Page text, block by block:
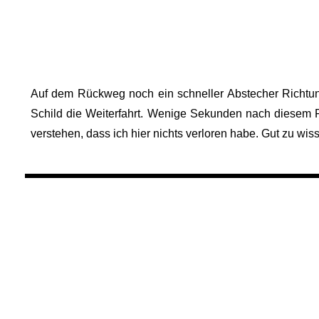
Auf dem Rückweg noch ein schneller Abstecher
Schild die Weiterfahrt. Wenige Sekunden nach
verstehen, dass ich hier nichts verloren habe. Gut zu